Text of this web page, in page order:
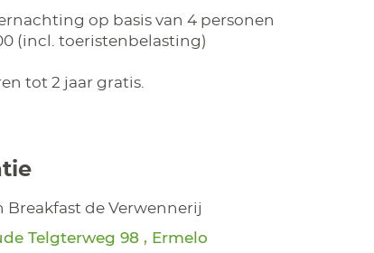
op basis van 4 personen
(incl. toeristenbelasting)
tot 2 jaar gratis.
Breakfast de Verwennerij
Telgterweg 98 , Ermelo